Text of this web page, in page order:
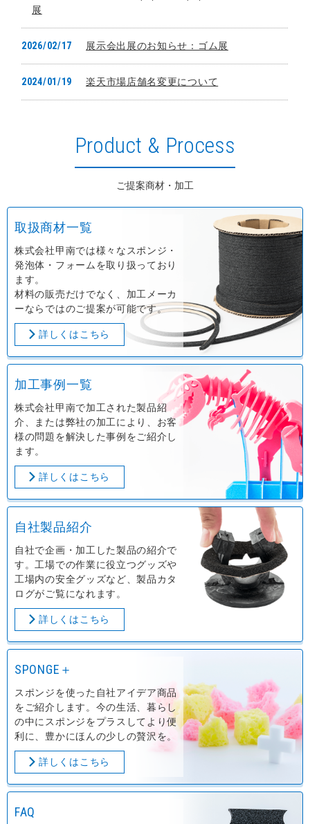
Product & Process
ご提案商材・加工
取扱商材一覧
株式会社甲南では様々なスポンジ・
発泡体・フォームを取り扱っており
ます。
材料の販売だけでなく、加工メーカ
ーならではのご提案が可能です。
詳しくはこちら
加工事例一覧
株式会社甲南で加工された製品紹
介、または弊社の加工により、お客
様の問題を解決した事例をご紹介し
ます。
詳しくはこちら
自社製品紹介
自社で企画・加工した製品の紹介で
す。工場での作業に役立つグッズや
工場内の安全グッズなど、製品カタ
ログがご覧になれます。
詳しくはこちら
SPONGE＋
スポンジを使った自社アイデア商品
をご紹介します。今の生活、暮らし
の中にスポンジをプラスしてより便
利に、豊かにほんの少しの贅沢を。
詳しくはこちら
FAQ